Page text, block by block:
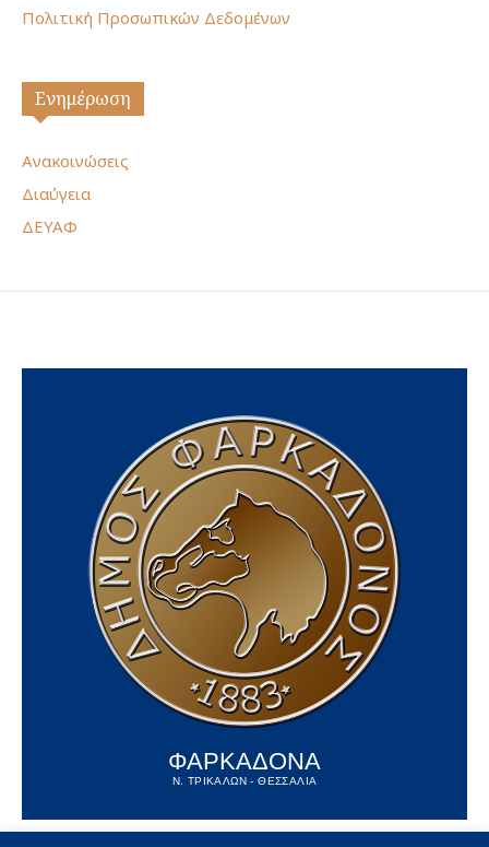
Πολιτική Προσωπικών Δεδομένων
Ενημέρωση
Ανακοινώσεις
Διαύγεια
ΔΕΥΑΦ
ΦΑΡΚΑΔΟΝΑ
Ν. ΤΡΙΚΑΛΩΝ - ΘΕΣΣΑΛΙΑ